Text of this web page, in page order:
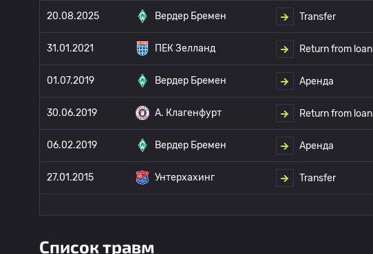
20.08.2025 Вердер Бремен Transfer
31.01.2021 ПЕК Зелланд Return from loan
01.07.2019 Вердер Бремен Аренда
30.06.2019 A. Клагенфурт Return from loan
06.02.2019 Вердер Бремен Аренда
27.01.2015 Унтерхахинг Transfer
Список травм